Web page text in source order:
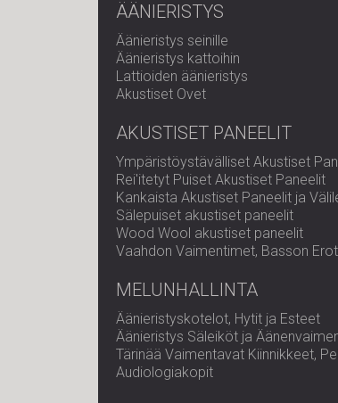
ÄÄNIERISTYS
Äänieristys seinille
Äänieristys kattoihin
Lattioiden äänieristys
Akustiset Ovet
AKUSTISET PANEELIT
Ympäristöystävälliset Akustiset
Rei'itetyt Puiset Akustiset Paneelit
Kankaista Akustiset Paneelit ja
Sälepuiset akustiset paneelit
Wood Wool akustiset paneelit
Vaahdon Vaimentimet, Basson
MELUNHALLINTA
Äänieristyskotelot, Hytit ja Esteet
Äänieristys Säleiköt ja
Tärinää Vaimentavat Kiinnikkeet,
Audiologiakopit